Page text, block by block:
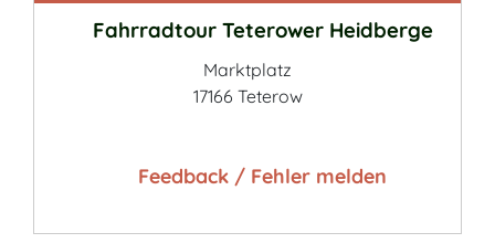
Fahrradtour Teterower Heidberge
Marktplatz
17166 Teterow
Feedback / Fehler melden